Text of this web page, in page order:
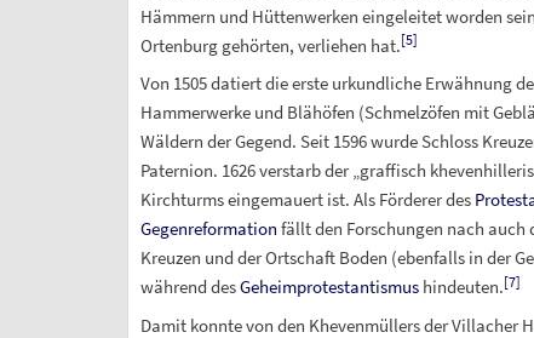
Hämmern und Hüttenwerken eingeleitet worden
Ortenburg gehörten, verliehen hat.[5]
Von 1505 datiert die erste urkundliche Erwähnung
Hammerwerke und Blähöfen (Schmelzöfen mit
Wäldern der Gegend. Seit 1596 wurde Schloss
Paternion. 1626 verstarb der „graffisch
Kirchturms eingemauert ist. Als Förderer des
Gegenreformation fällt den Forschungen nach
Kreuzen und der Ortschaft Boden (ebenfalls in der
während desGeheimprotestantismushindeuten.[7]
Damit konnte von den Khevenmüllers der Villacher